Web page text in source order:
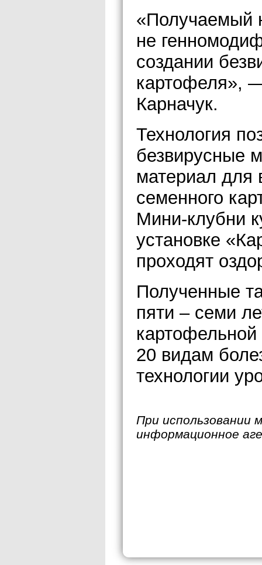
«Получаемый
не
создании
картофеля»,
Карначук.
Технология
безвирусные
материал для
семенного
Мини-клубни
установке
проходят
Полученные
пяти – семи
20 видам
технологии
При использовании
информационное